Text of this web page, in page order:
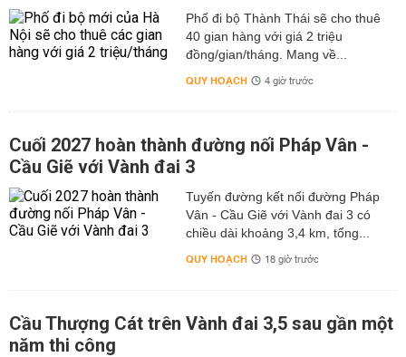
Phố đi bộ Thành Thái sẽ cho thuê
40 gian hàng với giá 2 triệu
đồng/gian/tháng. Mang về...
QUY HOẠCH 4 giờ trước
Cuối 2027 hoàn thành đường nối Pháp Vân -
Cầu Giẽ với Vành đai 3
Tuyến đường kết nối đường Pháp
Vân - Cầu Giẽ với Vành đai 3 có
chiều dài khoảng 3,4 km, tổng...
QUY HOẠCH 18 giờ trước
Cầu Thượng Cát trên Vành đai 3,5 sau gần một
năm thi công